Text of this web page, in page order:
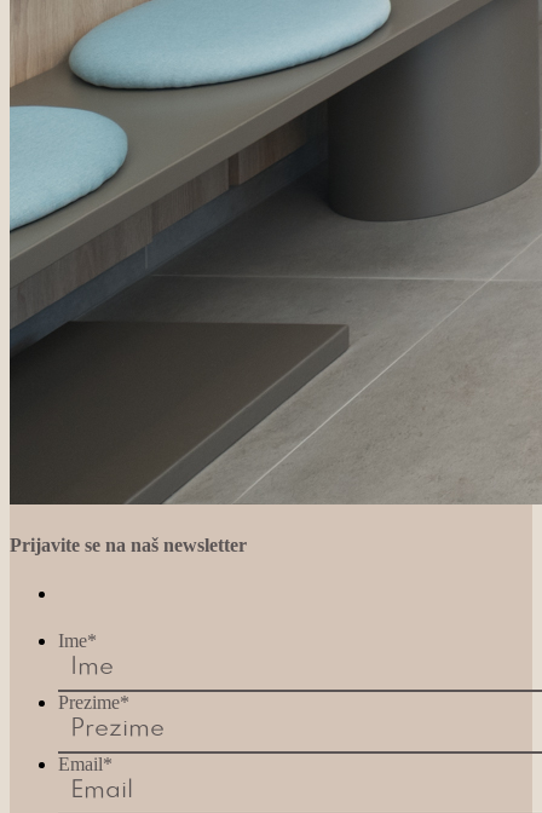
Prijavite se na naš newsletter
Ime*
Prezime*
Email*